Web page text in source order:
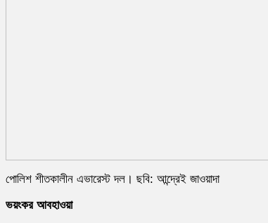
পোলিশ শীতকালীন এভারেস্ট দল। ছবি: আন্দ্রেই জাওয়াদা
ভয়ংকর আবহাওয়া